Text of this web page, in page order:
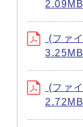
(ファ
(ファ